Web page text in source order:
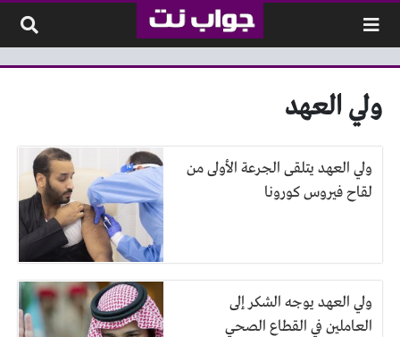
ولي العهد
ولي العهد يتلقى الجرعة الأولى من
لقاح فيروس كورونا
ولي العهد يوجه الشكر إلى
العاملين في القطاع الصحي